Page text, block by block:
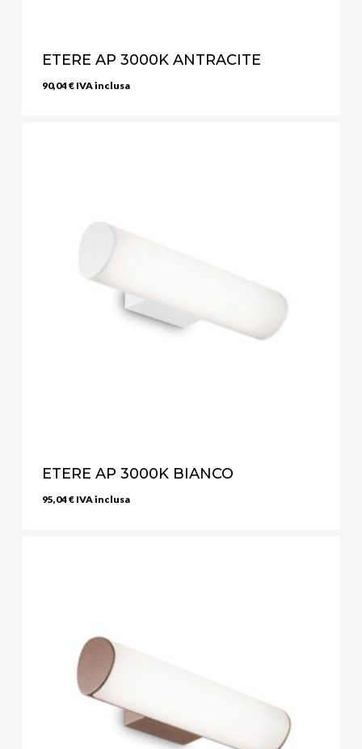
ETERE AP 3000K ANTRACITE
90,04€ IVA inclusa
ETERE AP 3000K BIANCO
95,04€ IVA inclusa